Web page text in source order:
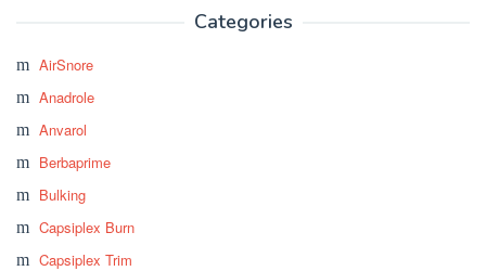
Categories
AirSnore
Anadrole
Anvarol
Berbaprime
Bulking
Capsiplex Burn
Capsiplex Trim